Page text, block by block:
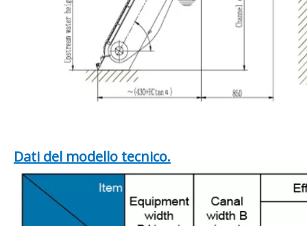
Dati del modello tecnico.